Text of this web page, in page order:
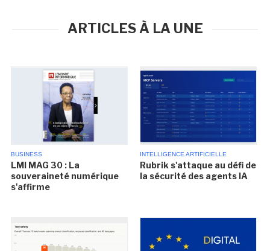
ARTICLES À LA UNE
BUSINESS
LMI MAG 30 : La
souveraineté numérique
s'affirme
INTELLIGENCE ARTIFICIELLE
Rubrik s'attaque au défi de
la sécurité des agents IA